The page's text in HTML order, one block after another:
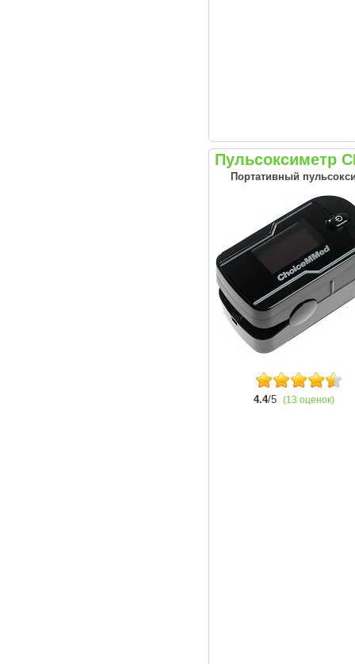
Пульсоксиметр
Портативный
4.4/5 (13 оценок)